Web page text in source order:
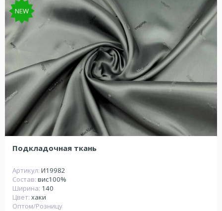
NEW
Подкладочная ткань
Артикул: И19982
Состав: вис100%
Ширина: 140
Цвет: хаки
Оптом/Розницу